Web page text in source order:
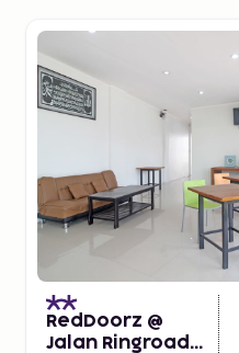
RedDoorz @
Jalan Ringroad